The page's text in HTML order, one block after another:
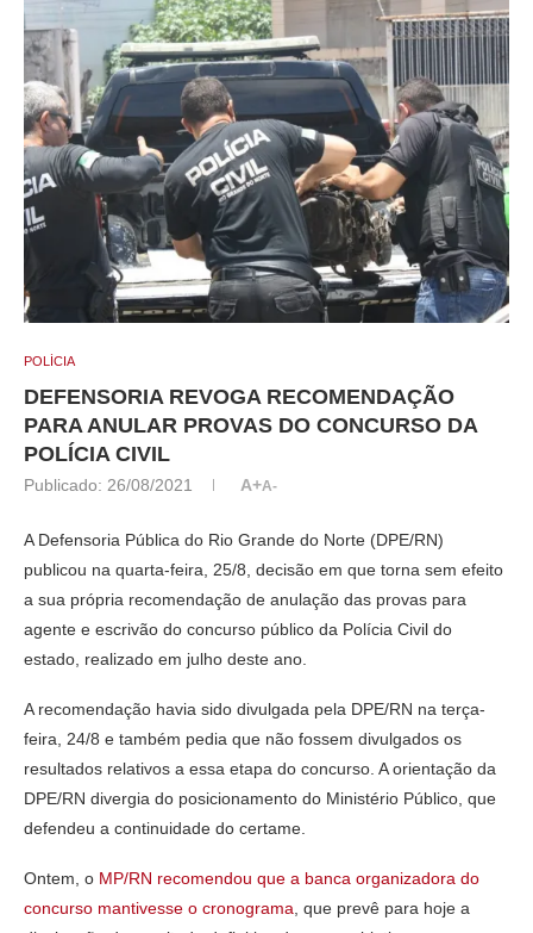
POLÍCIA
DEFENSORIA REVOGA RECOMENDAÇÃO
PARA ANULAR PROVAS DO CONCURSO DA
POLÍCIA CIVIL
Publicado: 26/08/2021 A+A-
A Defensoria Pública do Rio Grande do Norte (DPE/RN)
publicou na quarta-feira, 25/8, decisão em que torna sem efeito
a sua própria recomendação de anulação das provas para
agente e escrivão do concurso público da Polícia Civil do
estado, realizado em julho deste ano.
A recomendação havia sido divulgada pela DPE/RN na terça-
feira, 24/8 e também pedia que não fossem divulgados os
resultados relativos a essa etapa do concurso. A orientação da
DPE/RN divergia do posicionamento do Ministério Público, que
defendeu a continuidade do certame.
Ontem, o MP/RN recomendou que a banca organizadora do
concurso mantivesse o cronograma, que prevê para hoje a